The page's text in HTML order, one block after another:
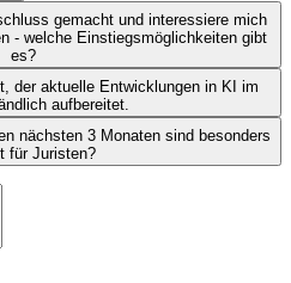
- welche Einstiegsmöglichkeiten gibt
es?
aufbereitet.
für Juristen?